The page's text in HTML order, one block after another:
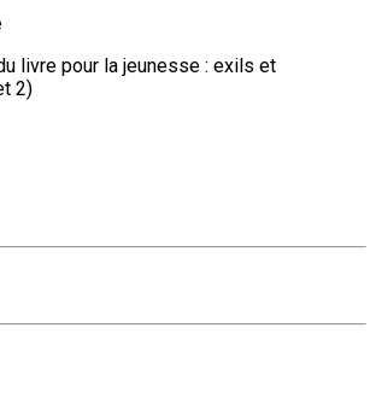
livre pour la jeunesse : exils et
2)